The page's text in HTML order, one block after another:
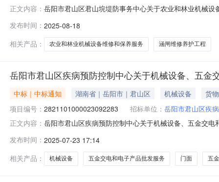
正文内容： 岳阳市君山区君山垸堤防事务中心关于农业和林业机械
话:/采购计划信息：项目所在行政区划编码:430611项目
发布时间： 2025-08-18
相关产品：
农业和林业机械设备维修和保养服务 涵闸维修养护工程
岳阳市君山区疾病预防控制中心关于机械设备、五
中标｜中标通知 湖南省｜岳阳市｜君山区 机械设备
货物
项目编号： 2821101000023092283 招标单位： 岳阳市君山区疾
正文内容： 岳阳市君山区疾病预防控制中心关于机械设备、五金交
联系电话:/采购计划信息：项目所在行政区划编码
发布时间： 2025-07-23 17:14
相关产品：
机械设备 五金交电和电子产品批发服务 门面 五